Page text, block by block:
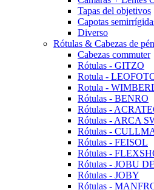
Tapas del objetivos
Capotas
Diverso
Rótulas & Cabezas de
Cabezas commuter
Rótulas - GITZO
Rotula -
Rotula -
Rótulas - BENRO
Rótulas -
Rótulas - ARCA
Rótulas -
Rótulas - FEISOL
Rótulas -
Rótulas - JOBU
Rótulas - JOBY
Rótulas -